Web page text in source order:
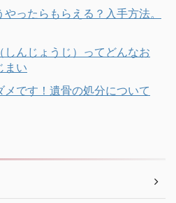
ったらもらえる？入手方法。
しんじょうじ）ってどんなお
まい
メです！遺骨の処分について